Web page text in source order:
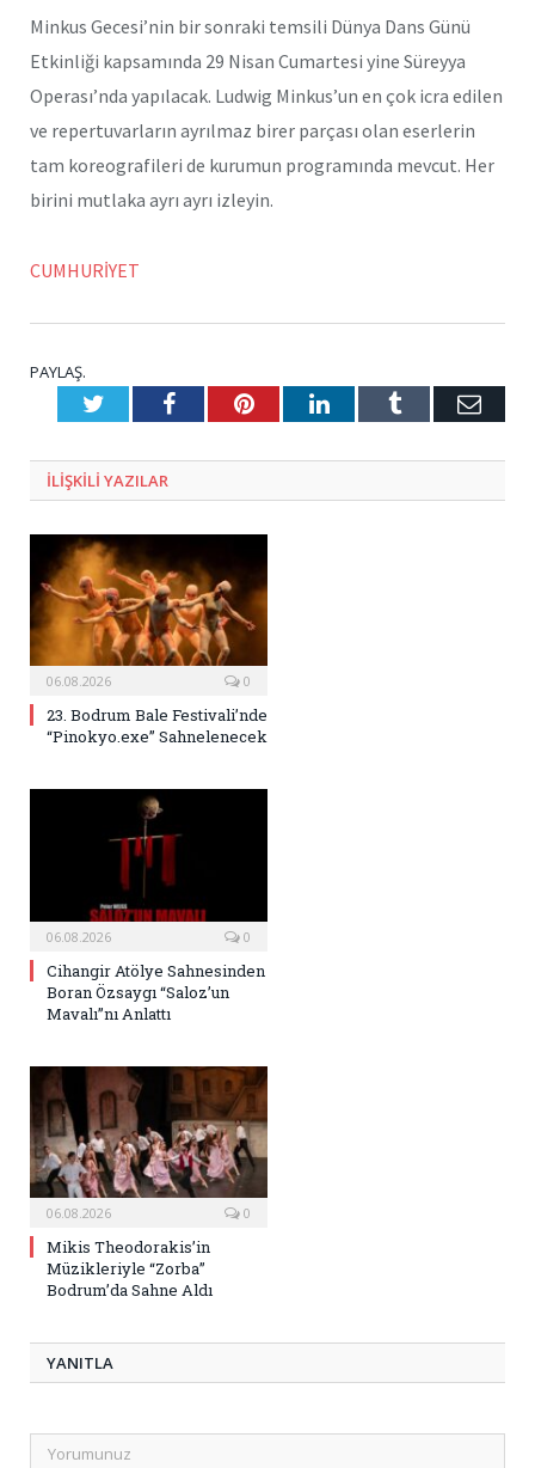
Minkus Gecesi’nin bir sonraki temsili Dünya Dans Günü
Etkinliği kapsamında 29 Nisan Cumartesi yine Süreyya
Operası’nda yapılacak. Ludwig Minkus’un en çok icra edilen
ve repertuvarların ayrılmaz birer parçası olan eserlerin
tam koreografileri de kurumun programında mevcut. Her
birini mutlaka ayrı ayrı izleyin.
CUMHURİYET
PAYLAŞ.
TwitterFacebookPinterestLinkedInTumblr E-
ILIŞKILI YAZILAR
06.08.2026 0
23. Bodrum Bale Festivali’nde
“Pinokyo.exe” Sahnelenecek
06.08.2026 0
Cihangir Atölye Sahnesinden
Boran Özsaygı “Saloz’un
Mavalı”nı Anlattı
06.08.2026 0
Mikis Theodorakis’in
Müzikleriyle “Zorba”
Bodrum’da Sahne Aldı
YANITLA